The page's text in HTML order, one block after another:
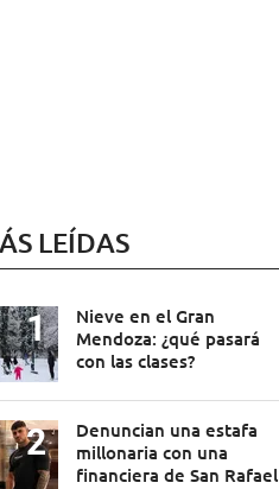
LEÍDAS
Nieve en el Gran
Mendoza: ¿qué pasará
con las clases?
Denuncian una estafa
millonaria con una
financiera de San Rafael